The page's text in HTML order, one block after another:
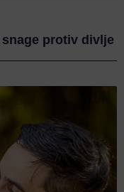
protiv divlje